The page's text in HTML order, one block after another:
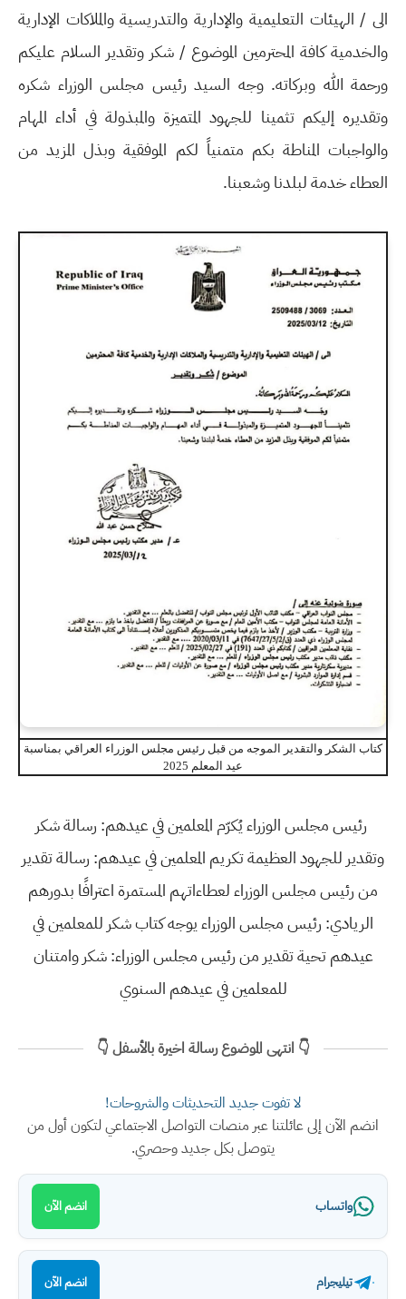
الى / الهيئات التعليمية والإدارية والتدريسية والملاكات الإدارية
والخدمية كافة المحترمين الموضوع / شكر وتقدير السلام عليكم
ورحمة الله وبركاته. وجه السيد رئيس مجلس الوزراء شكره
وتقديره إليكم تثمينا للجهود المتميزة والمبذولة في أداء المهام
والواجبات المناطة بكم متمنياً لكم الموفقية وبذل المزيد من
العطاء خدمة لبلدنا وشعبنا.
كتاب الشكر والتقدير الموجه من قبل رئيس مجلس الوزراء العراقي بمناسبة
عيد المعلم 2025
رئيس مجلس الوزراء يُكرّم المعلمين في عيدهم: رسالة شكر
وتقدير للجهود العظيمة تكريم المعلمين في عيدهم: رسالة تقدير
من رئيس مجلس الوزراء لعطاءاتهم المستمرة اعترافًا بدورهم
الريادي: رئيس مجلس الوزراء يوجه كتاب شكر للمعلمين في
عيدهم تحية تقدير من رئيس مجلس الوزراء: شكر وامتنان
للمعلمين في عيدهم السنوي
👇 انتهى الموضوع رسالة اخيرة بالأسفل 👇
لا تفوت جديد التحديثات والشروحات!
انضم الآن إلى عائلتنا عبر منصات التواصل الاجتماعي لتكون أول من
يتوصل بكل جديد وحصري.
واتساب انضم الآن
تيليجرام انضم الآن